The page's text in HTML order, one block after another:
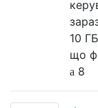
10
що
8